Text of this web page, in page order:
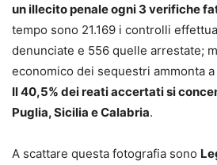
un illecito penale ogni 3 verifiche
tempo sono 21.169 i controlli
denunciate e 556 quelle arrestate;
economico dei sequestri ammonta
Il 40,5% dei reati accertati si
Puglia, Sicilia e Calabria.
A scattare questa fotografia sono